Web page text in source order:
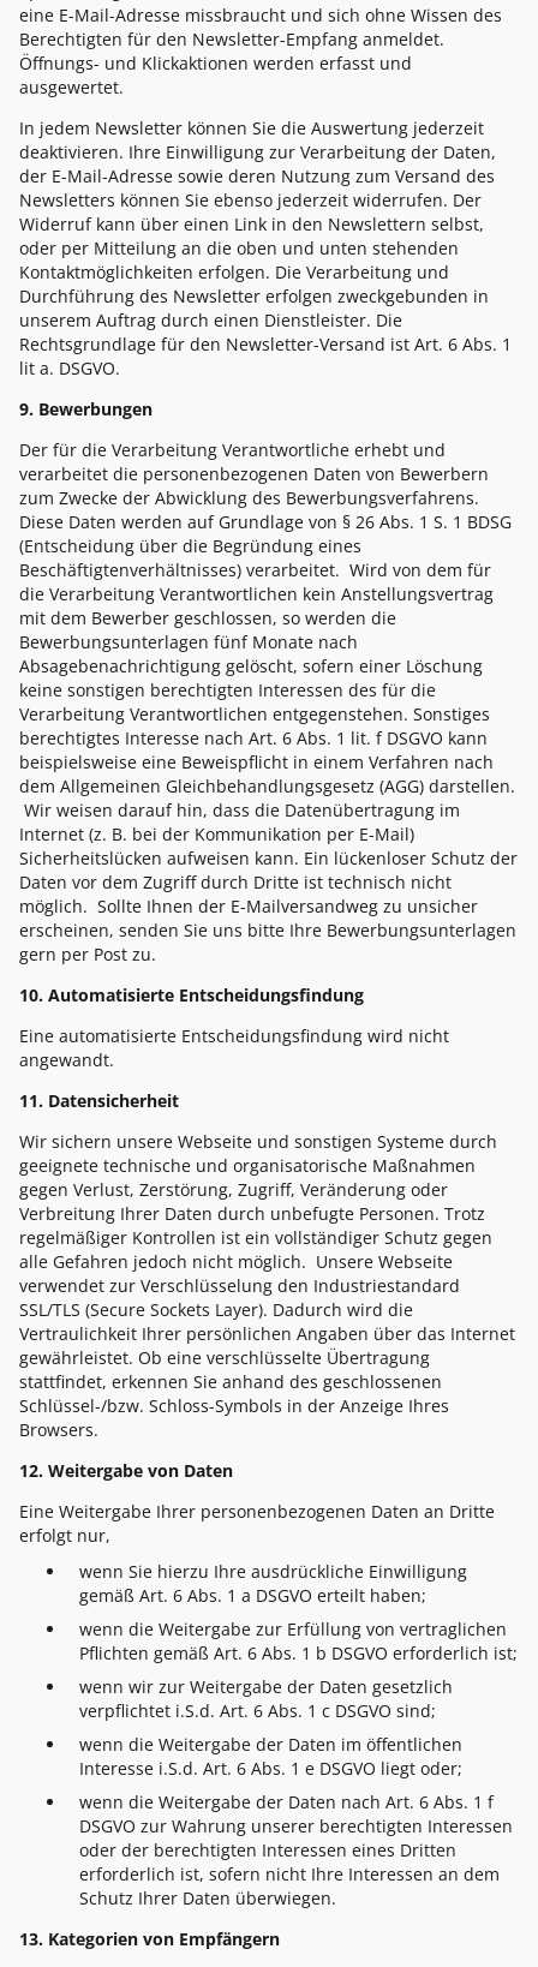
eine E-Mail-Adresse missbraucht und sich ohne Wissen des
Berechtigten für den Newsletter-Empfang anmeldet.
Öffnungs- und Klickaktionen werden erfasst und
ausgewertet.
In jedem Newsletter können Sie die Auswertung jederzeit
deaktivieren. Ihre Einwilligung zur Verarbeitung der Daten,
der E-Mail-Adresse sowie deren Nutzung zum Versand des
Newsletters können Sie ebenso jederzeit widerrufen. Der
Widerruf kann über einen Link in den Newslettern selbst,
oder per Mitteilung an die oben und unten stehenden
Kontaktmöglichkeiten erfolgen. Die Verarbeitung und
Durchführung des Newsletter erfolgen zweckgebunden in
unserem Auftrag durch einen Dienstleister. Die
Rechtsgrundlage für den Newsletter-Versand ist Art. 6 Abs. 1
lit a. DSGVO.
9. Bewerbungen
Der für die Verarbeitung Verantwortliche erhebt und
verarbeitet die personenbezogenen Daten von Bewerbern
zum Zwecke der Abwicklung des Bewerbungsverfahrens.
Diese Daten werden auf Grundlage von § 26 Abs. 1 S. 1 BDSG
(Entscheidung über die Begründung eines
Beschäftigtenverhältnisses) verarbeitet. Wird von dem für
die Verarbeitung Verantwortlichen kein Anstellungsvertrag
mit dem Bewerber geschlossen, so werden die
Bewerbungsunterlagen fünf Monate nach
Absagebenachrichtigung gelöscht, sofern einer Löschung
keine sonstigen berechtigten Interessen des für die
Verarbeitung Verantwortlichen entgegenstehen. Sonstiges
berechtigtes Interesse nach Art. 6 Abs. 1 lit. f DSGVO kann
beispielsweise eine Beweispflicht in einem Verfahren nach
dem Allgemeinen Gleichbehandlungsgesetz (AGG) darstellen.
Wir weisen darauf hin, dass die Datenübertragung im
Internet (z. B. bei der Kommunikation per E-Mail)
Sicherheitslücken aufweisen kann. Ein lückenloser Schutz der
Daten vor dem Zugriff durch Dritte ist technisch nicht
möglich. Sollte Ihnen der E-Mailversandweg zu unsicher
erscheinen, senden Sie uns bitte Ihre Bewerbungsunterlagen
gern per Post zu.
10. Automatisierte Entscheidungsfindung
Eine automatisierte Entscheidungsfindung wird nicht
angewandt.
11. Datensicherheit
Wir sichern unsere Webseite und sonstigen Systeme durch
geeignete technische und organisatorische Maßnahmen
gegen Verlust, Zerstörung, Zugriff, Veränderung oder
Verbreitung Ihrer Daten durch unbefugte Personen. Trotz
regelmäßiger Kontrollen ist ein vollständiger Schutz gegen
alle Gefahren jedoch nicht möglich. Unsere Webseite
verwendet zur Verschlüsselung den Industriestandard
SSL/TLS (Secure Sockets Layer). Dadurch wird die
Vertraulichkeit Ihrer persönlichen Angaben über das Internet
gewährleistet. Ob eine verschlüsselte Übertragung
stattfindet, erkennen Sie anhand des geschlossenen
Schlüssel-/bzw. Schloss-Symbols in der Anzeige Ihres
Browsers.
12. Weitergabe von Daten
Eine Weitergabe Ihrer personenbezogenen Daten an Dritte
erfolgt nur,
wenn Sie hierzu Ihre ausdrückliche Einwilligung
gemäß Art. 6 Abs. 1 a DSGVO erteilt haben;
wenn die Weitergabe zur Erfüllung von vertraglichen
Pflichten gemäß Art. 6 Abs. 1 b DSGVO erforderlich ist;
wenn wir zur Weitergabe der Daten gesetzlich
verpflichtet i.S.d. Art. 6 Abs. 1 c DSGVO sind;
wenn die Weitergabe der Daten im öffentlichen
Interesse i.S.d. Art. 6 Abs. 1 e DSGVO liegt oder;
wenn die Weitergabe der Daten nach Art. 6 Abs. 1 f
DSGVO zur Wahrung unserer berechtigten Interessen
oder der berechtigten Interessen eines Dritten
erforderlich ist, sofern nicht Ihre Interessen an dem
Schutz Ihrer Daten überwiegen.
13. Kategorien von Empfängern